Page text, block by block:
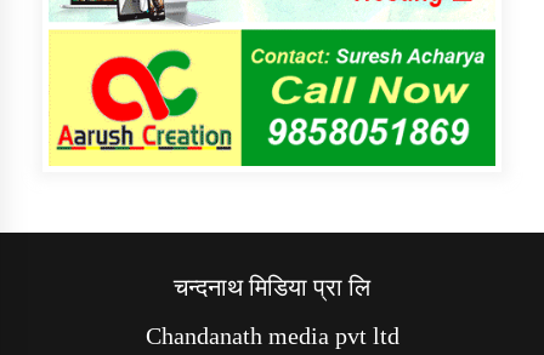
चन्दनाथ मिडिया प्रा लि
Chandanath media pvt ltd